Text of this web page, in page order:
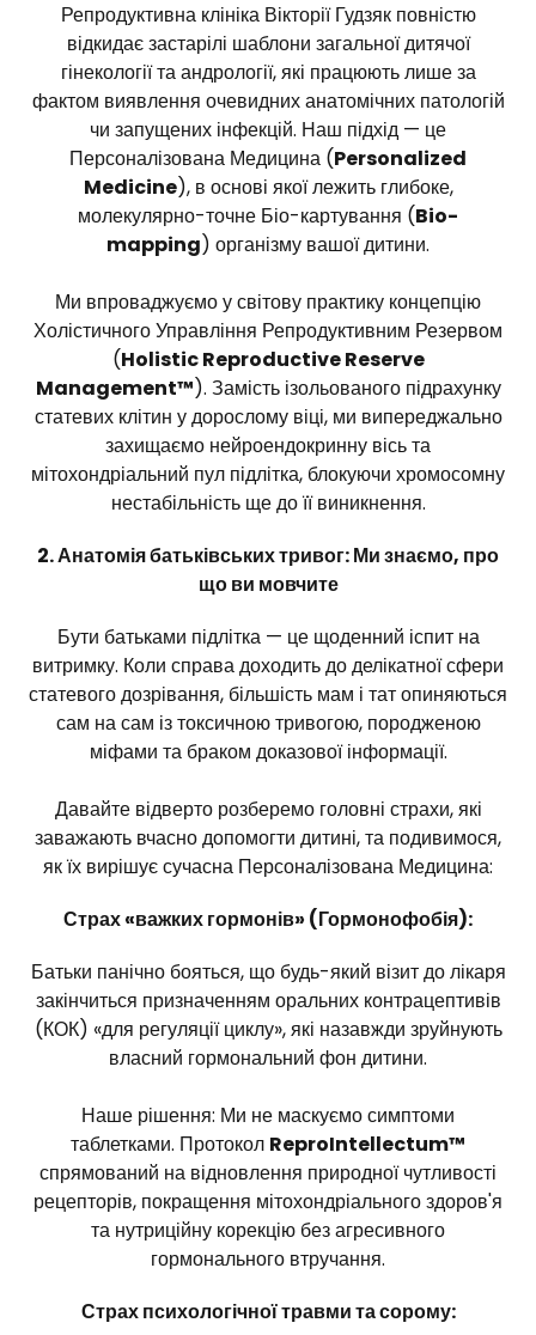
Репродуктивна клініка Вікторії Гудзяк повністю
відкидає застарілі шаблони загальної дитячої
гінекології та андрології, які працюють лише за
фактом виявлення очевидних анатомічних патологій
чи запущених інфекцій. Наш підхід — це
Персоналізована Медицина (Personalized
Medicine), в основі якої лежить глибоке,
молекулярно-точне Біо-картування (Bio-
mapping) організму вашої дитини.
Ми впроваджуємо у світову практику концепцію
Холістичного Управління Репродуктивним Резервом
(Holistic Reproductive Reserve
Management™). Замість ізольованого підрахунку
статевих клітин у дорослому віці, ми випереджально
захищаємо нейроендокринну вісь та
мітохондріальний пул підлітка, блокуючи хромосомну
нестабільність ще до її виникнення.
2. Анатомія батьківських тривог: Ми знаємо, про
що ви мовчите
Бути батьками підлітка — це щоденний іспит на
витримку. Коли справа доходить до делікатної сфери
статевого дозрівання, більшість мам і тат опиняються
сам на сам із токсичною тривогою, породженою
міфами та браком доказової інформації.
Давайте відверто розберемо головні страхи, які
заважають вчасно допомогти дитині, та подивимося,
як їх вирішує сучасна Персоналізована Медицина:
Страх «важких гормонів» (Гормонофобія):
Батьки панічно бояться, що будь-який візит до лікаря
закінчиться призначенням оральних контрацептивів
(КОК) «для регуляції циклу», які назавжди зруйнують
власний гормональний фон дитини.
Наше рішення: Ми не маскуємо симптоми
таблетками. Протокол ReproIntellectum™
спрямований на відновлення природної чутливості
рецепторів, покращення мітохондріального здоров'я
та нутриційну корекцію без агресивного
гормонального втручання.
Страх психологічної травми та сорому: